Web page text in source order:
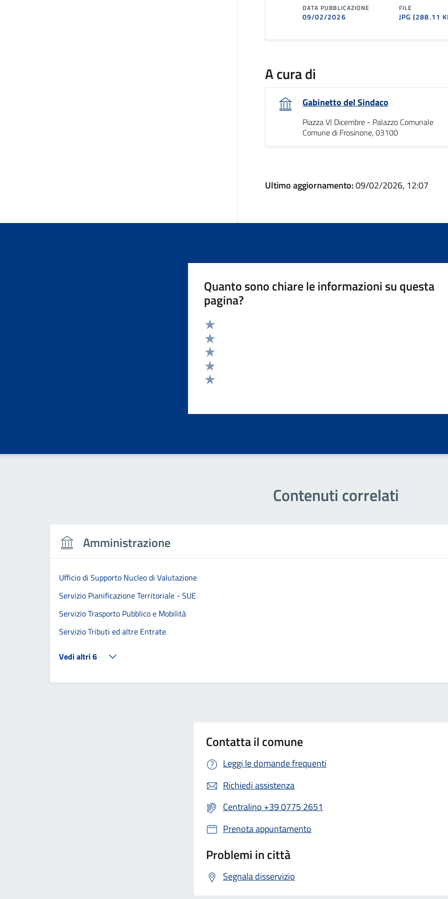
DATA PUBBLICAZIONE
09/02/2026
FILE
JPG(288.11
A cura di
Gabinetto del Sindaco
Piazza VI Dicembre - Palazzo Comunale
Comune di Frosinone, 03100
Ultimo aggiornamento:09/02/2026, 12:07
Quanto sono chiare le informazioni su questa
pagina?
Valuta 5 stelle su 5
Valuta 4 stelle su 5
Valuta 3 stelle su 5
Valuta 2 stelle su 5
Contenuti correlati
Amministrazione
Ufficio di Supporto Nucleo di Valutazione
Servizio Pianificazione Territoriale - SUE
Servizio Trasporto Pubblico e Mobilità
Servizio Tributi ed altre Entrate
Vedi altri 6
Contatta il comune
Leggi le domande frequenti
Richiedi assistenza
Centralino +39 0775 2651
Prenota appuntamento
Problemi in città
Segnala disservizio